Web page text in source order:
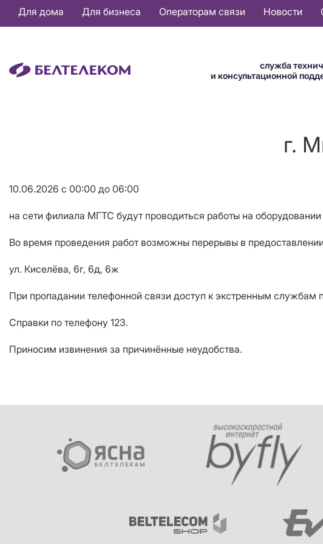
Основная
навигация
Для дома Для бизнеса Операторам связи Новости
служба
и консультационной
г.
10.06.2026 с 00:00 до 06:00
на сети филиала МГТС будут проводиться работы на
Во время проведения работ возможны перерывы в
ул. Киселёва, 6г, 6д, 6ж
При пропадании телефонной связи доступ к экстренным службам
Справки по телефону 123.
Приносим извинения за причинённые неудобства.